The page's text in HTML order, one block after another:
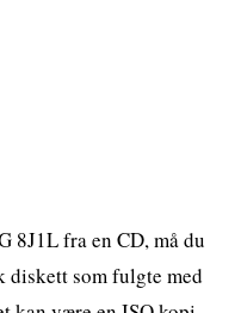
8J1L fra en CD, må du
som fulgte med